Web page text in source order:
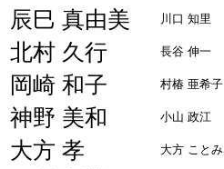
辰巳 真由美 川口 知里
北村 久行 長谷 伸一
岡崎 和子 村椿 亜希子
神野 美和 小山 政江
大方 孝 大方 ことみ